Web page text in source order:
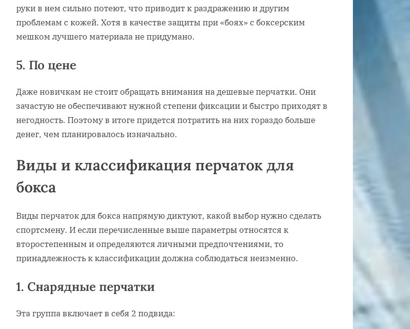
руки в нем сильно потеют, что приводит к раздражению и другим
проблемам с кожей. Хотя в качестве защиты при «боях» с боксерским
мешком лучшего материала не придумано.
5. По цене
Даже новичкам не стоит обращать внимания на дешевые перчатки. Они
зачастую не обеспечивают нужной степени фиксации и быстро приходят в
негодность. Поэтому в итоге придется потратить на них гораздо больше
денег, чем планировалось изначально.
Виды и классификация перчаток для
бокса
Виды перчаток для бокса напрямую диктуют, какой выбор нужно сделать
спортсмену. И если перечисленные выше параметры относятся к
второстепенным и определяются личными предпочтениями, то
принадлежность к классификации должна соблюдаться неизменно.
1. Снарядные перчатки
Эта группа включает в себя 2 подвида: